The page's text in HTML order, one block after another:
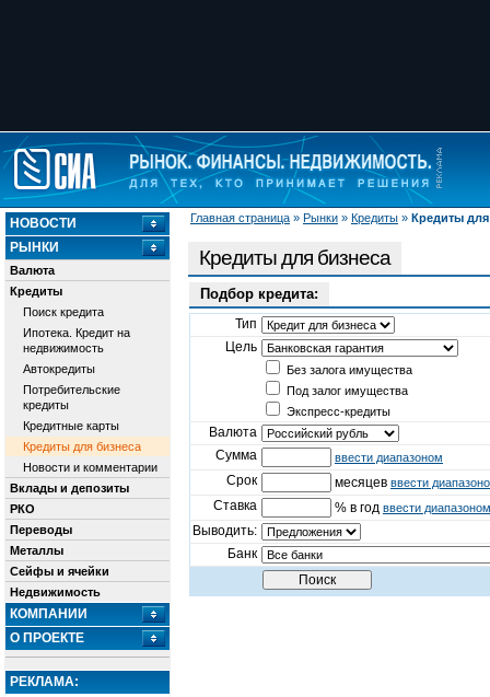
Главная страница » Рынки » Кредиты » Кредиты для
НОВОСТИ
РЫНКИ
Валюта
Кредиты
Поиск кредита
Ипотека. Кредит на
недвижимость
Автокредиты
Потребительские
кредиты
Кредитные карты
Кредиты для бизнеса
Новости и комментарии
Вклады и депозиты
РКО
Переводы
Металлы
Сейфы и ячейки
Недвижимость
КОМПАНИИ
О ПРОЕКТЕ
РЕКЛАМА:
Кредиты для бизнеса
Подбор кредита:
Тип
Цель
Без залога имущества
Под залог имущества
Экспресс-кредиты
Валюта
Сумма
ввести диапазоном
Срок месяцев ввести
Ставка % в год ввести диапазоном
Выводить:
Банк